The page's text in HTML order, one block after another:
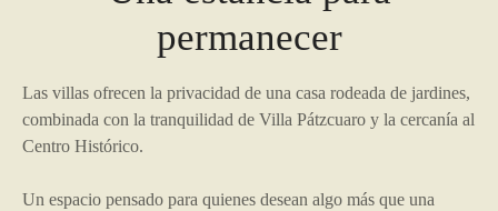
permanecer
Las villas ofrecen la privacidad de una casa rodeada de jardines,
combinada con la tranquilidad de Villa Pátzcuaro y la cercanía al
Centro Histórico.
Un espacio pensado para quienes desean algo más que una